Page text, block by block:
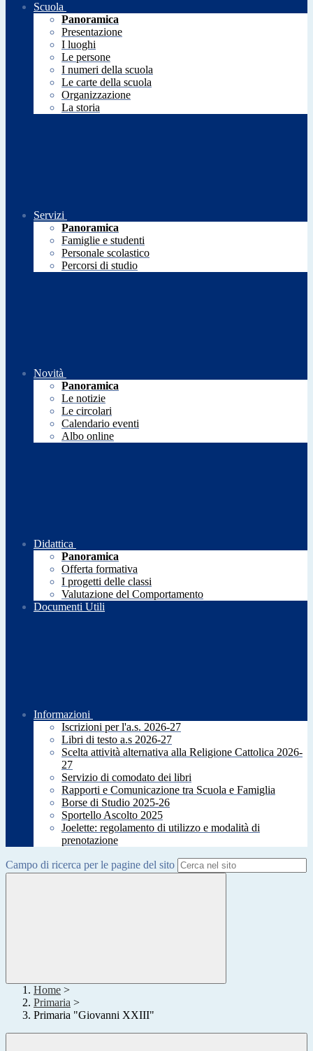
Scuola
Panoramica
Presentazione
I luoghi
Le persone
I numeri della scuola
Le carte della scuola
Organizzazione
La storia
Servizi
Panoramica
Famiglie e studenti
Personale scolastico
Percorsi di studio
Novità
Panoramica
Le notizie
Le circolari
Calendario eventi
Albo online
Didattica
Panoramica
Offerta formativa
I progetti delle classi
Valutazione del Comportamento
Documenti Utili
Informazioni
Iscrizioni per l'a.s. 2026-27
Libri di testo a.s 2026-27
Scelta attività alternativa alla Religione Cattolica 2026-
27
Servizio di comodato dei libri
Rapporti e Comunicazione tra Scuola e Famiglia
Borse di Studio 2025-26
Sportello Ascolto 2025
Joelette: regolamento di utilizzo e modalità di
prenotazione
Campo di ricerca per le pagine del sito
Home >
Primaria >
Primaria "Giovanni XXIII"